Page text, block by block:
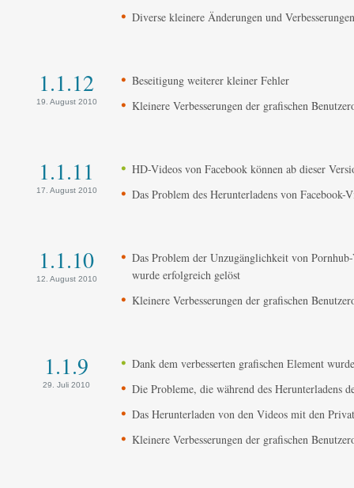
Diverse kleinere Änderungen und Verbesserungen
1.1.12
19. August 2010
Beseitigung weiterer kleiner Fehler
Kleinere Verbesserungen der grafischen
1.1.11
17. August 2010
HD-Videos von Facebook können ab dieser
Das Problem des Herunterladens von
1.1.10
12. August 2010
Das Problem der Unzugänglichkeit von
wurde erfolgreich gelöst
Kleinere Verbesserungen der grafischen
1.1.9
29. Juli 2010
Dank dem verbesserten grafischen Element
Die Probleme, die während des Herunterladens
Das Herunterladen von den Videos mit den
Kleinere Verbesserungen der grafischen